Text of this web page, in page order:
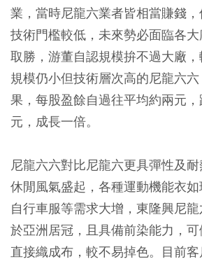
業，當時尼龍六業者皆相當賺錢
技術門檻較低，未來勢必面臨各
取勝，游董自認規模拚不過大廠
規模仍小但技術層次高的尼龍六
果，每股盈餘自過往平均約兩元
元，成長一倍。
尼龍六六對比尼龍六更具彈性及
休閒風氣盛起，各種運動機能衣如
自行車服等需求大增，東隆興尼
於亞洲居冠，且具備前染能力，
直接織成布，較不易掉色。目前